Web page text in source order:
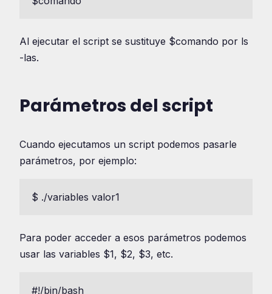
Al ejecutar el script se sustituye $comando por ls
-las.
Parámetros del script
Cuando ejecutamos un script podemos pasarle
parámetros, por ejemplo:
$ ./variables valor1
Para poder acceder a esos parámetros podemos
usar las variables $1, $2, $3, etc.
#!/bin/bash